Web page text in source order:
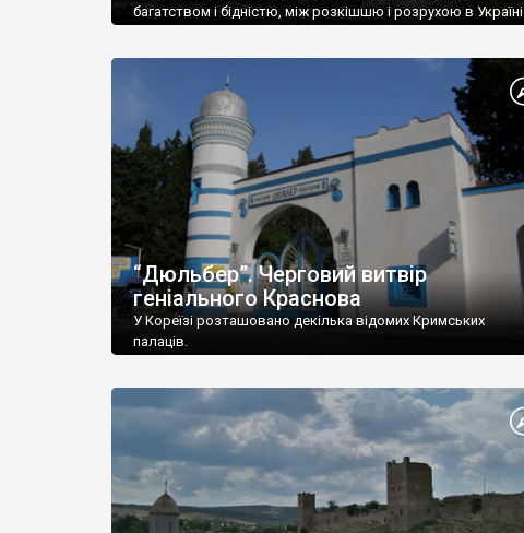
багатством і бідністю, між розкішшю і розрухою в Україні
“Дюльбер”. Черговий витвір
геніального Краснова
У Кореїзі розташовано декілька відомих Кримських
палаців.